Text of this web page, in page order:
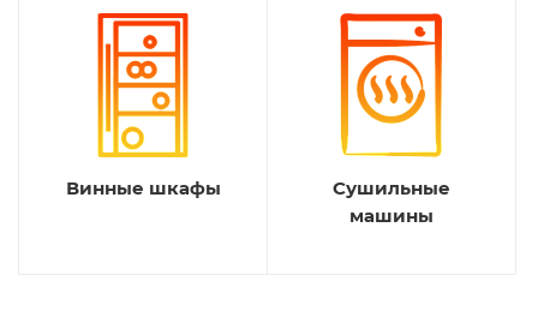
Винные шкафы
Сушильные
машины